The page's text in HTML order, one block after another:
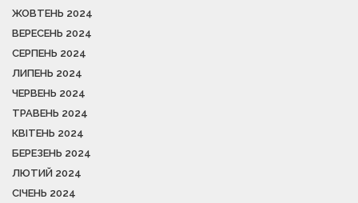
ЖОВТЕНЬ 2024
ВЕРЕСЕНЬ 2024
СЕРПЕНЬ 2024
ЛИПЕНЬ 2024
ЧЕРВЕНЬ 2024
ТРАВЕНЬ 2024
КВІТЕНЬ 2024
БЕРЕЗЕНЬ 2024
ЛЮТИЙ 2024
СІЧЕНЬ 2024